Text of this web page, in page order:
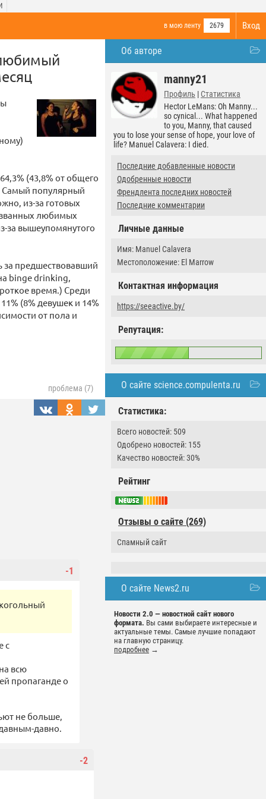
Вход
в мою ленту 2679
Об авторе
manny21
Профиль | Статистика
Hector LeMans: Oh Manny...
so cynical... What happened
to you, Manny, that caused
you to lose your sense of hope, your love of
life? Manuel Calavera: I died.
Последние добавленные новости
Одобренные новости
Френдлента последних новостей
Последние комментарии
Личные данные
Имя: Manuel Calavera
Местоположение: El Marrow
Контактная информация
https://seeactive.by/
Репутация:
О сайте science.compulenta.ru
Статистика:
Всего новостей: 509
Одобрено новостей: 155
Качество новостей: 30%
Рейтинг
Отзывы о сайте (269)
Спамный сайт
О сайте News2.ru
Новости 2.0 — новостной сайт нового
формата. Вы сами выбираете интересные и
актуальные темы. Самые лучшие попадают
на главную страницу.
подробнее →
(43,8% от общего
Самый популярный
из-за готовых
любимых
за вышеупомянутого
за предшествовавший
binge drinking,
время.) Среди
(8% девушек и 14%
от пола и
проблема (7)
-1
с
всю
пропаганде о
не больше,
давно.
-2